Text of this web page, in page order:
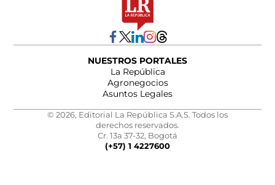
NUESTROS PORTALES
La República
Agronegocios
Asuntos Legales
© 2026, Editorial La República S.A.S. Todos los
derechos reservados.
Cr. 13a 37-32, Bogotá
(+57) 1 4227600